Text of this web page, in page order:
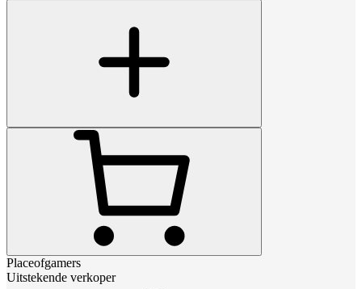
Placeofgamers
Uitstekende verkoper